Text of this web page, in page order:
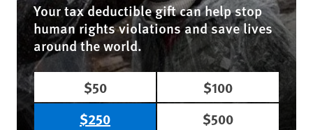
Your tax deductible gift can help stop
human rights violations and save lives
around the world.
$50
$100
$250
$500